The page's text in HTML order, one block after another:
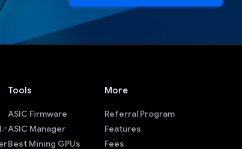
Tools
ASIC Firmware
ASIC Manager
Best Mining GPUs
More
Referral Program
Features
Fees